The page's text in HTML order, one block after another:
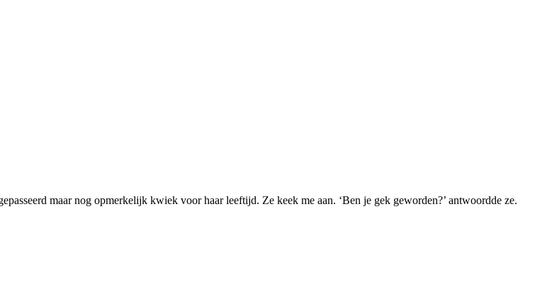
maar nog opmerkelijk kwiek voor haar leeftijd. Ze keek me aan. ‘Ben je gek geworden?’ antwoordde ze.